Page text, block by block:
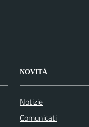
NOVITÀ
Notizie
Comunicati